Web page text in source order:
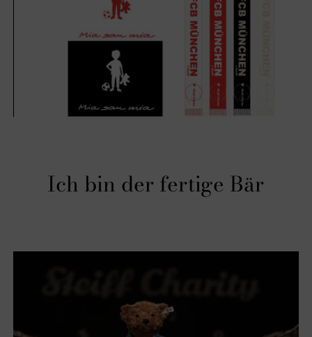
Ich bin der fertige Bär